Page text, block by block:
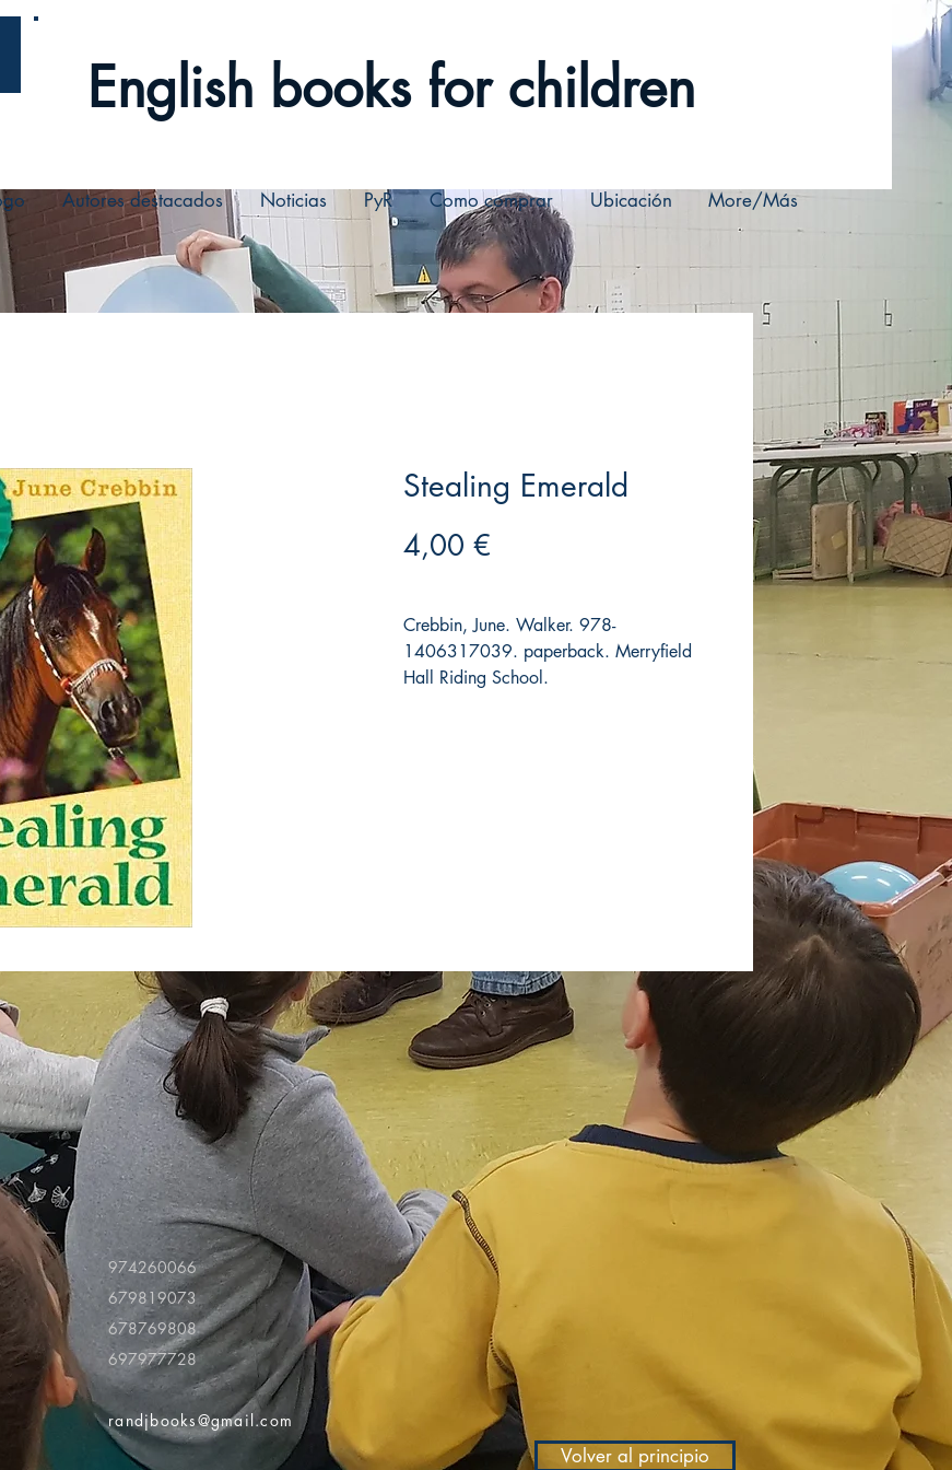
English books for children
Autores destacados Noticias PyR Como comprar Ubicación More/Más
Stealing Emerald
4,00 €
Crebbin, June. Walker. 978-
1406317039. paperback. Merryfield
Hall Riding School.
974260066
679819073
678769808
697977728
randjbooks@gmail.com
Volver al principio